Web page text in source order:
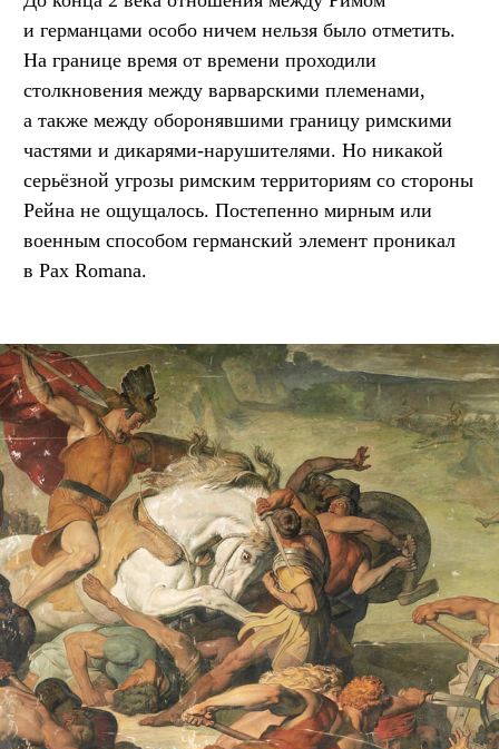
и германцами особо ничем нельзя было отметить.
На границе время от времени проходили
столкновения между варварскими племенами,
а также между оборонявшими границу римскими
частями и дикарями-нарушителями. Но никакой
серьёзной угрозы римским территориям со стороны
Рейна не ощущалось. Постепенно мирным или
военным способом германский элемент проникал
в Pax Romana.